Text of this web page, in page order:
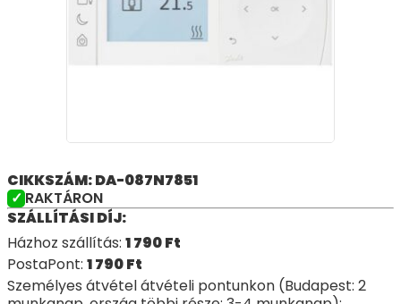
CIKKSZÁM: DA-087N7851
RAKTÁRON
SZÁLLÍTÁSI DÍJ:
Házhoz szállítás: 1 790Ft
PostaPont: 1 790Ft
Személyes átvétel átvételi pontunkon (Budapest: 2